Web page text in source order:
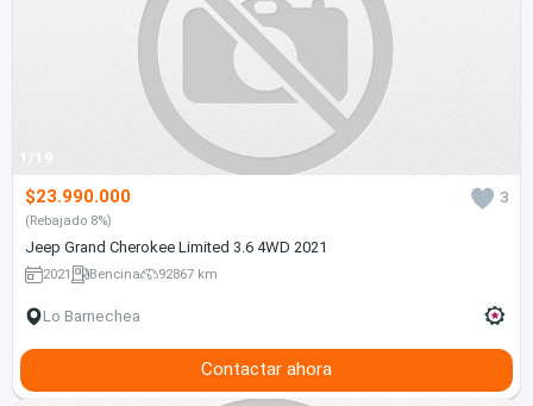
1/19
$23.990.000 3
(Rebajado 8%)
Jeep Grand Cherokee Limited 3.6 4WD 2021
2021 Bencina 92867 km
Lo Barnechea
Contactar ahora